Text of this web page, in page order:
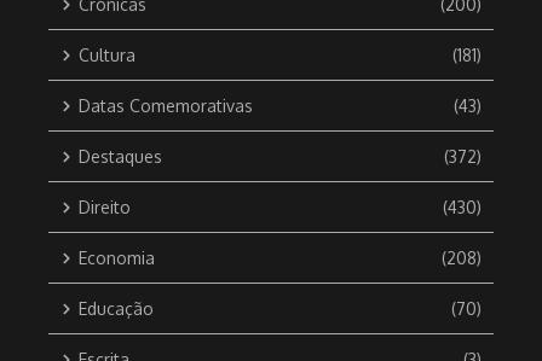
Crônicas (200)
Cultura (181)
Datas Comemorativas (43)
Destaques (372)
Direito (430)
Economia (208)
Educação (70)